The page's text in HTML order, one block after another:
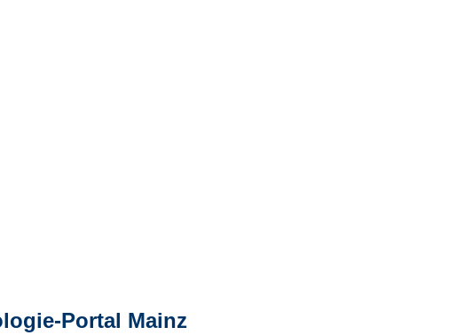
Portal Mainz